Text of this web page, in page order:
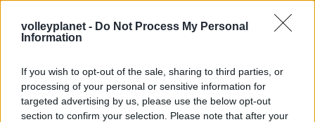
volleyplanet - Do Not Process My Personal
Information
If you wish to opt-out of the sale, sharing to third parties, or
processing of your personal or sensitive information for
targeted advertising by us, please use the below opt-out
section to confirm your selection. Please note that after your
06/08/2026
Πρωτάθλημα τον Δεκέμβριο – Αντιδρούν οι σύλλογοι
06/08/2026
Έτοιμη για… υψηλές πτήσεις η Μπενφίκα του Ψάρρα
με τον «Ιπτάμενο Ολλανδό» Βίλτενμπουργκ